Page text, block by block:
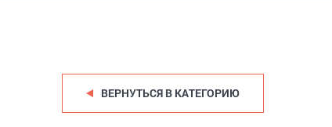
ВЕРНУТЬСЯ В КАТЕГОРИЮ